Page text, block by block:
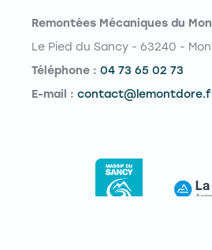
Remontées Mécaniques du
Le Pied du Sancy - 63240 -
Téléphone : 04 73 65 02 73
E-mail :